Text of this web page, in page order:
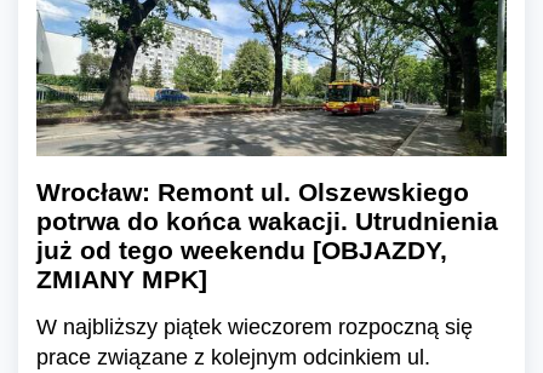
Wrocław: Remont ul. Olszewskiego
potrwa do końca wakacji. Utrudnienia
już od tego weekendu [OBJAZDY,
ZMIANY MPK]
W najbliższy piątek wieczorem rozpoczną się
prace związane z kolejnym odcinkiem ul.